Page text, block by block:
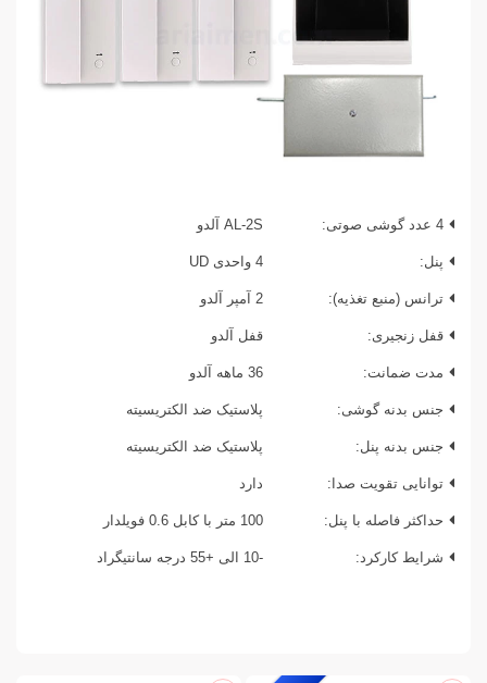
4 عدد گوشی صوتی: AL-2S آلدو
پنل: 4 واحدی UD
ترانس (منبع تغذیه): 2 آمپر آلدو
قفل زنجیری: قفل آلدو
مدت ضمانت: 36 ماهه آلدو
جنس بدنه گوشی: پلاستیک ضد الکتریسیته
جنس بدنه پنل: پلاستیک ضد الکتریسیته
توانایی تقویت صدا: دارد
حداکثر فاصله با پنل: 100 متر با کابل 0.6 فویلدار
شرایط کارکرد: -10 الی +55 درجه سانتیگراد